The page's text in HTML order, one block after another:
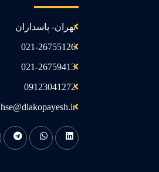
تهران- پاسداران
021-26755126
021-26759413
09123041272
hse@diakopayesh.ir